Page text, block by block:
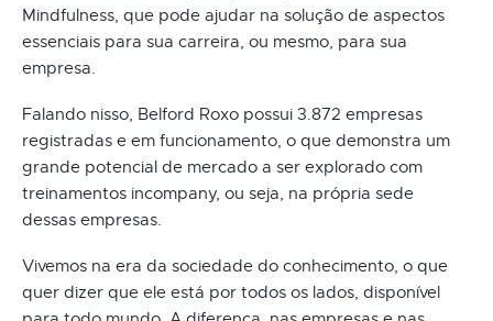
Mindfulness, que pode ajudar na solução de aspectos
essenciais para sua carreira, ou mesmo, para sua
empresa.
Falando nisso, Belford Roxo possui 3.872 empresas
registradas e em funcionamento, o que demonstra um
grande potencial de mercado a ser explorado com
treinamentos incompany, ou seja, na própria sede
dessas empresas.
Vivemos na era da sociedade do conhecimento, o que
quer dizer que ele está por todos os lados, disponível